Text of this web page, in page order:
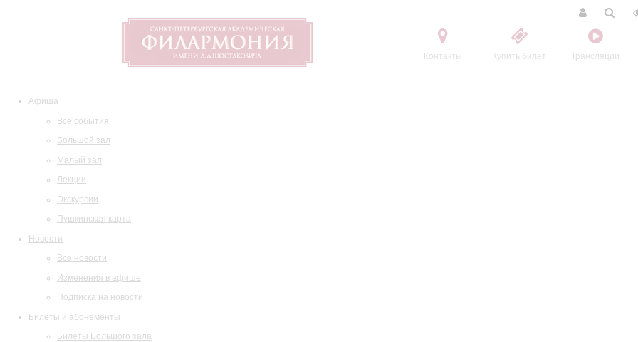
Контакты Купить билет Трансляции
Афиша
Все события
Большой зал
Малый зал
Лекции
Экскурсии
Пушкинская карта
Новости
Все новости
Изменения в афише
Подписка на новости
Билеты и абонементы
Билеты Большого зала